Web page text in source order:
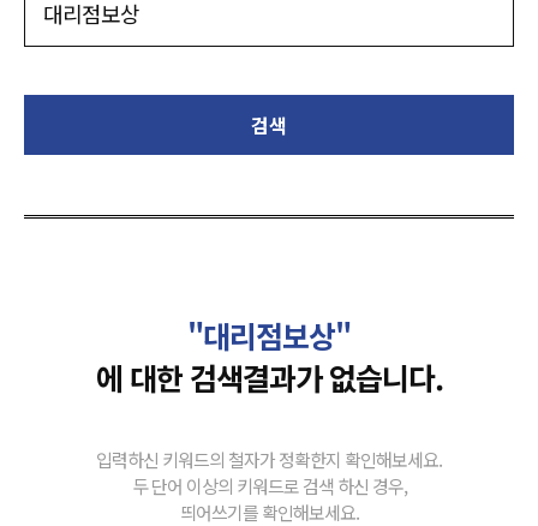
검색
"대리점보상"
에 대한 검색결과가 없습니다.
입력하신 키워드의 철자가 정확한지 확인해보세요.
두 단어 이상의 키워드로 검색 하신 경우,
띄어쓰기를 확인해보세요.